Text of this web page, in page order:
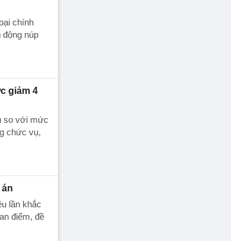
chính
động núp
giảm 4
so với mức
chức vụ,
lần khắc
điểm, đề